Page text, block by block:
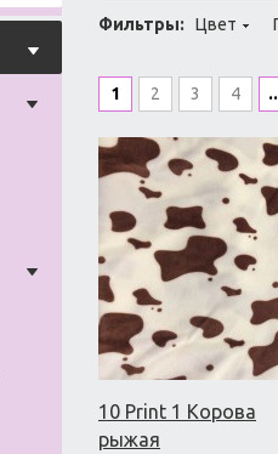
Фильтры: Цвет
1 2 3 4
10 Print 1 Корова
рыжая